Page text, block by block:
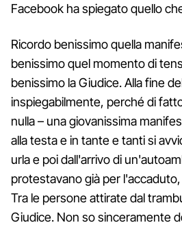
Facebook ha spiegato quello
Ricordo benissimo quella
benissimo quel momento di
benissimo la Giudice. Alla fine
inspiegabilmente, perché di
nulla – una giovanissima
alla testa e in tante e tanti si
urla e poi dall'arrivo di
protestavano già per
Tra le persone attirate dal
Giudice. Non so sinceramente